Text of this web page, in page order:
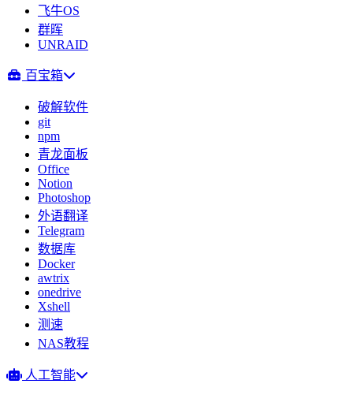
飞牛OS
群晖
UNRAID
百宝箱
破解软件
git
npm
青龙面板
Office
Notion
Photoshop
外语翻译
Telegram
数据库
Docker
awtrix
onedrive
Xshell
测速
NAS教程
人工智能